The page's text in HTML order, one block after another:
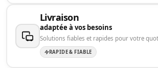
Livraison
adaptée à vos besoins
Solutions fiables et rapides pour votre
RAPIDE & FIABLE